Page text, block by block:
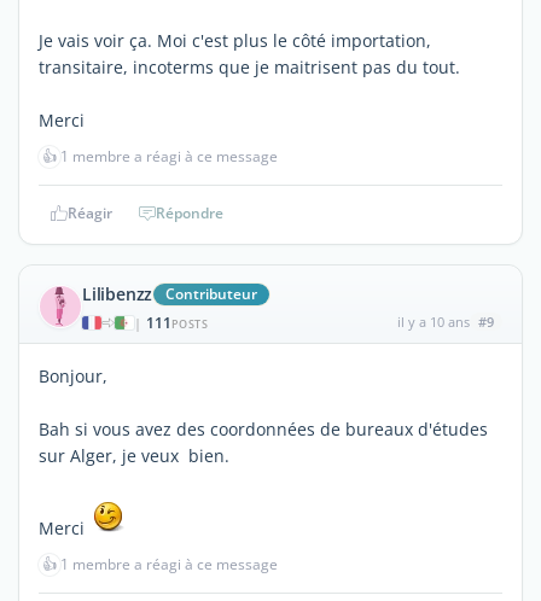
Je vais voir ça. Moi c'est plus le côté importation,
transitaire, incoterms que je maitrisent pas du tout.
Merci
👍 1 membre a réagi à ce message
Réagir Répondre
Lilibenzz Contributeur
| 111 POSTS il y a 10 ans #9
Bonjour,
Bah si vous avez des coordonnées de bureaux d'études
sur Alger, je veux bien.
Merci
👍 1 membre a réagi à ce message